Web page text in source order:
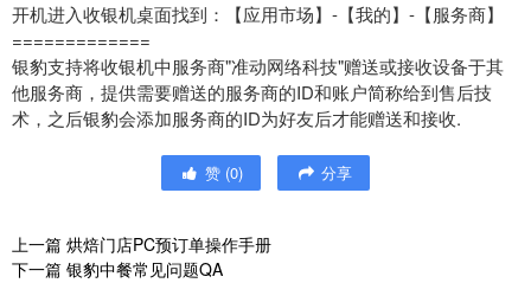
开机进入收银机桌面找到：【应用市场】-【我的】-【服务商】
=============
银豹支持将收银机中服务商"准动网络科技"赠送或接收设备于其
他服务商，提供需要赠送的服务商的ID和账户简称给到售后技
术，之后银豹会添加服务商的ID为好友后才能赠送和接收.
赞 (0) 分享
上一篇 烘焙门店PC预订单操作手册
下一篇 银豹中餐常见问题QA